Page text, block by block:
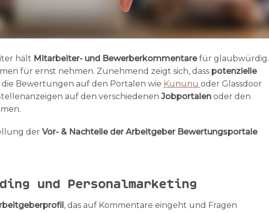
hält Mitarbeiter- und Bewerberkommentarefür glaubwürdig.
für ernst nehmen. Zunehmend zeigt sich, dass potenzielle
Bewertungen auf den Portalen wie Kununu oder Glassdoor
auf den verschiedenen Jobportalenoder den
der Vor- & Nachteile der Arbeitgeber Bewertungsportale
und Personalmarketing
, das auf Kommentare eingeht und Fragen